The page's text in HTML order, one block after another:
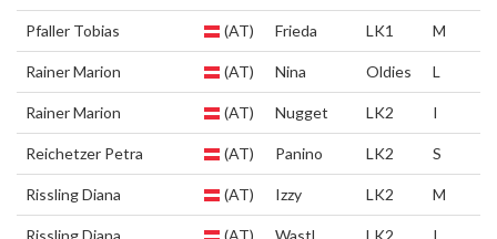
Pfaller Tobias (AT) Frieda LK1 M
Rainer Marion (AT) Nina Oldies L
Rainer Marion (AT) Nugget LK2 I
Reichetzer Petra (AT) Panino LK2 S
Rissling Diana (AT) Izzy LK2 M
Rissling Diana (AT) Wastl LK2 I